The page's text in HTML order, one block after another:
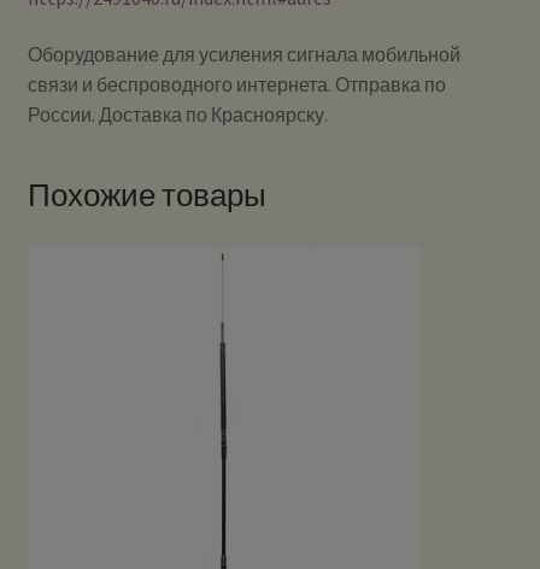
Оборудование для усиления сигнала мобильной
связи и беспроводного интернета. Отправка по
России. Доставка по Красноярску.
Похожие товары